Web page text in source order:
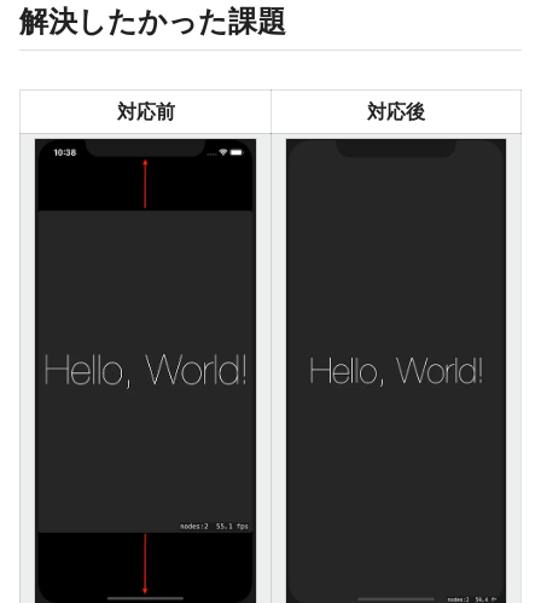
解決したかった課題
対応前 対応後